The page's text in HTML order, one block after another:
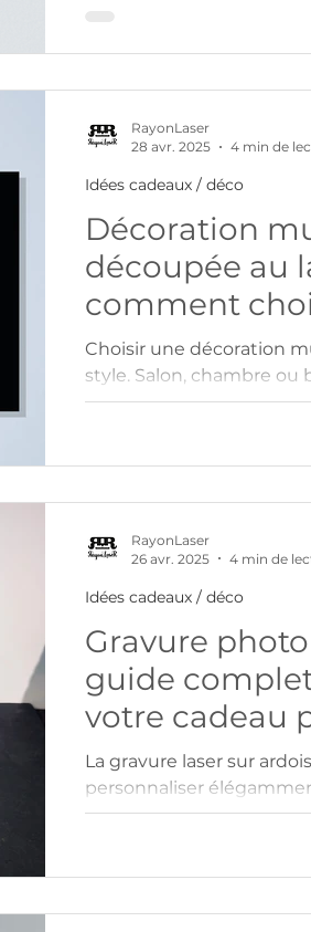
Décoration
découpée au
comment
pièce
Choisir une décoration
style. Salon, chambre ou
impose ses propres
Découvrez comment
murale selon l’espace à
ambiance durable et
Idées cadeaux / déco
RayonLaser
28 avr. 2025
4 min de
Gravure
guide
votre cadeau
La gravure laser sur
personnaliser
30x30 cm avec photos,
d’entreprise, décorations
Idées cadeaux / déco
RayonLaser
26 avr. 2025
4 min de